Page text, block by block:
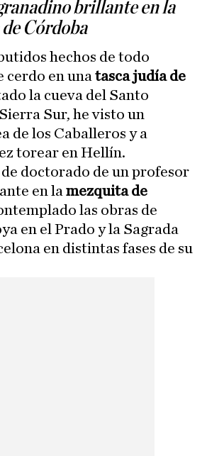
brillante en la
Córdoba
hechos de todo
cerdo en una tasca judía de
la cueva del Santo
Sur, he visto un
de los Caballeros y a
torear en Hellín.
de doctorado de un profesor
en la mezquita de
las obras de
en el Prado y la Sagrada
en distintas fases de su